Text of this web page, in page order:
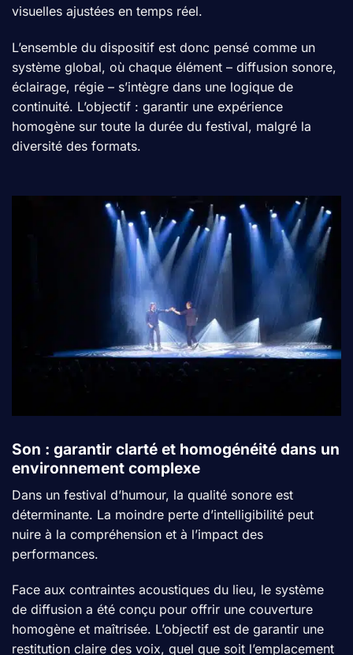
visuelles ajustées en temps réel.
L’ensemble du dispositif est donc pensé comme un
système global, où chaque élément – diffusion sonore,
éclairage, régie – s’intègre dans une logique de
continuité. L’objectif : garantir une expérience
homogène sur toute la durée du festival, malgré la
diversité des formats.
Son : garantir clarté et homogénéité dans un
environnement complexe
Dans un festival d’humour, la qualité sonore est
déterminante. La moindre perte d’intelligibilité peut
nuire à la compréhension et à l’impact des
performances.
Face aux contraintes acoustiques du lieu, le système
de diffusion a été conçu pour offrir une couverture
homogène et maîtrisée. L’objectif est de garantir une
restitution claire des voix, quel que soit l’emplacement